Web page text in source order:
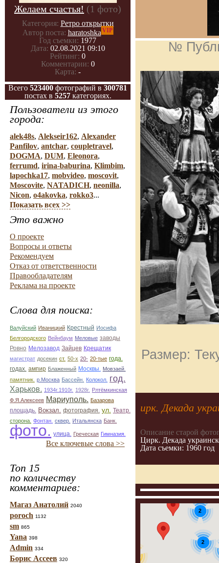
Желаем счастья! (1 фото)
Категория: Ретро открытки
Автор поста: haratoshka VIP
Год съемки: 1977
Дата: 02.08.2021 09:10
Рейтинг: 0
Комментарии: 0
Карта: -
Всего 523400 фотографий в 300781
постах в 5257категориях.
Пользователи из этого
города:
alek48s, Alekseir162, Alexander
Panfilov, antchar, coupletravel,
DOGMA, DUM, Eleonora,
ferrumd, irina-baburina, Klimbim,
lapochka17, mobvideo, moscovit,
Moscovite, NATADICH, neonilla,
Nicon, o4akovka, rokko3...
Показать всех >>
Это важно
О проекте
Вопросы и ответы
Рекомендуем
Отказ от ответственности
Правообладателям
Реклама на проекте
Слова для поиска:
Валуйский Иваницкий Крестный Иосифа
Белгородского Вейнбаум Меловые заводы
Ровно Мелозавод Зайцев Крещатик
магистрат досекин ст. 50-х 20- 20-тые года.
годах. ампир Блаженный Москвы.
Мовзаей.
памятник. р.Москва Бассейн. Колокол. год.
Харьков. 1934г.1910г. 1928г. Рлтёмкинская
Ф.Я.Алексеев Мариуполь. Базарова
площадь. Вокзал. фотография. ул. Театр.
сторона. Фонтан. сквер. Итальянска Банк.
фото. улица. Греческая Гимназия.
Все ключевые слова >>
Топ 15
по количеству
комментариев:
Магаз Анатолий 2040
poroch 1132
sm 865
Yana 398
Admin 334
Борис Ассеев 320
№
Размер:
ирк. Декада
Описание старой
Цирк. Декада
Дата съемки: 1960 год
2
2